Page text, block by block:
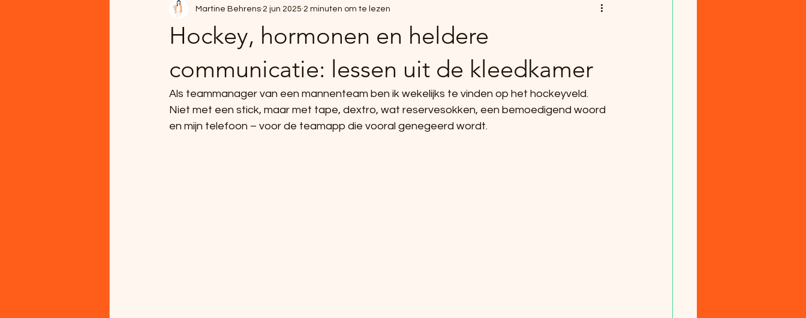
Hockey, hormonen en heldere
communicatie: lessen uit de kleedkamer
Martine Behrens 2 jun 2025 2 minuten om te lezen
Als teammanager van een mannenteam ben ik wekelijks te vinden op het hockeyveld.
Niet met een stick, maar met tape, dextro, wat reservesokken, een bemoedigend woord
en mijn telefoon – voor de teamapp die vooral genegeerd wordt.